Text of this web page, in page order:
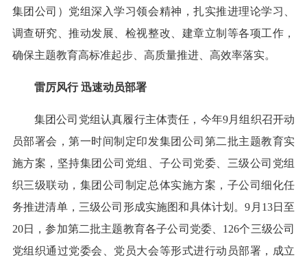
集团公司）党组深入学习领会精神，扎实推进理论学习、
调查研究、推动发展、检视整改、建章立制等各项工作，
确保主题教育高标准起步、高质量推进、高效率落实。
雷厉风行 迅速动员部署
集团公司党组认真履行主体责任，今年9月组织召开动
员部署会，第一时间制定印发集团公司第二批主题教育实
施方案，坚持集团公司党组、子公司党委、三级公司党组
织三级联动，集团公司制定总体实施方案，子公司细化任
务推进清单，三级公司形成实施图和具体计划。9月13日至
20日，参加第二批主题教育各子公司党委、126个三级公司
党组织通过党委会、党员大会等形式进行动员部署，成立